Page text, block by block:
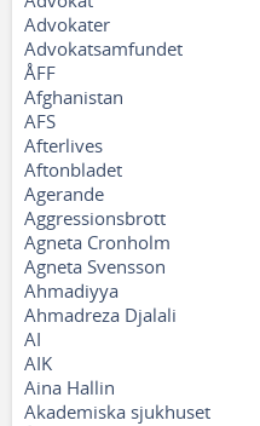
Advokater
Advokatsamfundet
ÅFF
Afghanistan
AFS
Afterlives
Aftonbladet
Agerande
Aggressionsbrott
Agneta Cronholm
Agneta Svensson
Ahmadiyya
Ahmadreza Djalali
AI
AIK
Aina Hallin
Akademiska sjukhuset